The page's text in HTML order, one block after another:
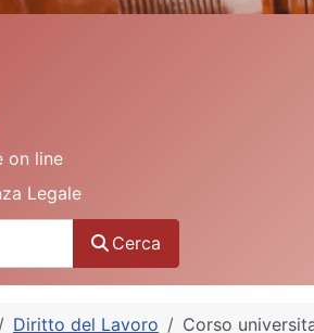
on line
Legale
Cerca
Diritto del Lavoro Corso